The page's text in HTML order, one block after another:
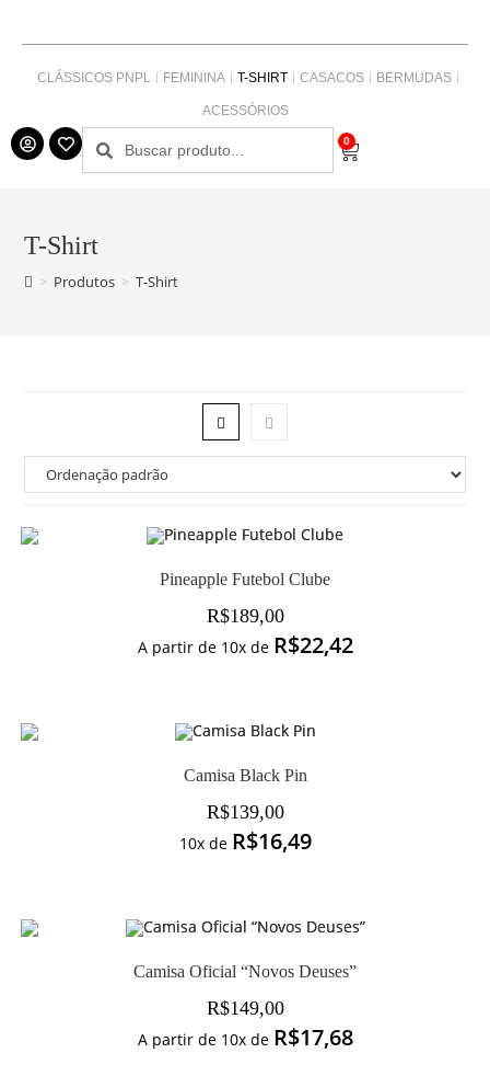
CLÁSSICOS PNPL FEMININA T-SHIRT CASACOS BERMUDAS
ACESSÓRIOS
0
T-Shirt
> Produtos > T-Shirt
Pineapple Futebol Clube
R$189,00
A partir de 10x de R$22,42
Camisa Black Pin
R$139,00
10x de R$16,49
Camisa Oficial “Novos Deuses”
R$149,00
A partir de 10x de R$17,68